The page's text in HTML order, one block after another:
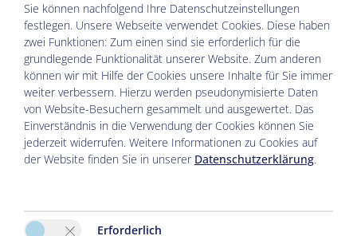
| 2026 by
Sie können nachfolgend Ihre Datenschutzeinstellungen
festlegen. Unsere Webseite verwendet Cookies. Diese haben
zwei Funktionen: Zum einen sind sie erforderlich für die
grundlegende Funktionalität unserer Website. Zum anderen
können wir mit Hilfe der Cookies unsere Inhalte für Sie immer
weiter verbessern. Hierzu werden pseudonymisierte Daten
von Website-Besuchern gesammelt und ausgewertet. Das
Einverständnis in die Verwendung der Cookies können Sie
jederzeit widerrufen. Weitere Informationen zu Cookies auf
der Website finden Sie in unserer Datenschutzerklärung.
Erforderlich